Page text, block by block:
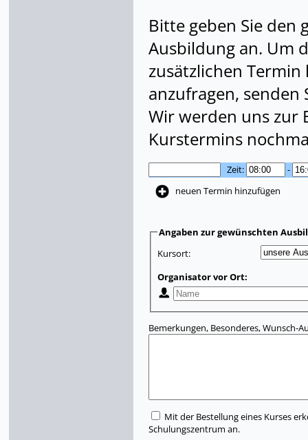
Bitte geben Sie den
Ausbildung an. Um
zusätzlichen
anzufragen, senden
Wir werden uns zur
Kurstermins
Zeit:
-
neuen Termin hinzufügen
Angaben zur gewünschten
Kursort:
Organisator vor Ort:
Bemerkungen, Besonderes, Wunsch-
Mit der Bestellung eines Kurses
Schulungszentrum an.